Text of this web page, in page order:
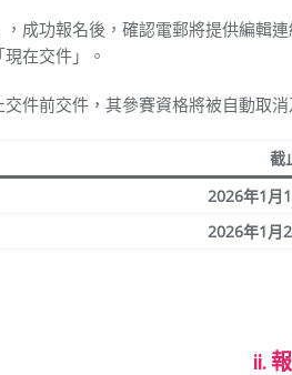
成功報名後，確認電郵將提供編輯
在交件」。
件前交件，其參賽資格將被自動取
截
2026年1月
2026年1月
ii.